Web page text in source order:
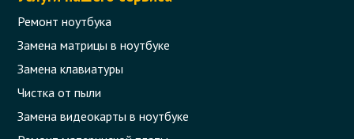
Ремонт ноутбука
Замена матрицы в ноутбуке
Замена клавиатуры
Чистка от пыли
Замена видеокарты в ноутбуке